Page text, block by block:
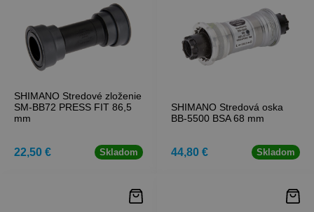
SHIMANO Stredové zloženie
SM-BB72 PRESS FIT 86,5
mm
22,50 € Skladom
SHIMANO Stredová oska
BB-5500 BSA 68 mm
44,80 € Skladom